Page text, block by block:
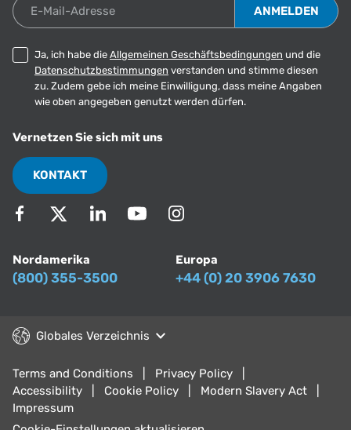
Ja, ich habe die Allgemeinen Geschäftsbedingungen und die
Datenschutzbestimmungen verstanden und stimme diesen
zu. Zudem gebe ich meine Einwilligung, dass meine Angaben
wie oben angegeben genutzt werden dürfen.
Vernetzen Sie sich mit uns
KONTAKT
Nordamerika
(800) 355-3500
Europa
+44 (0) 20 3906 7630
Globales Verzeichnis
Terms and Conditions
Privacy Policy
Accessibility
Cookie Policy
Modern Slavery Act
Impressum